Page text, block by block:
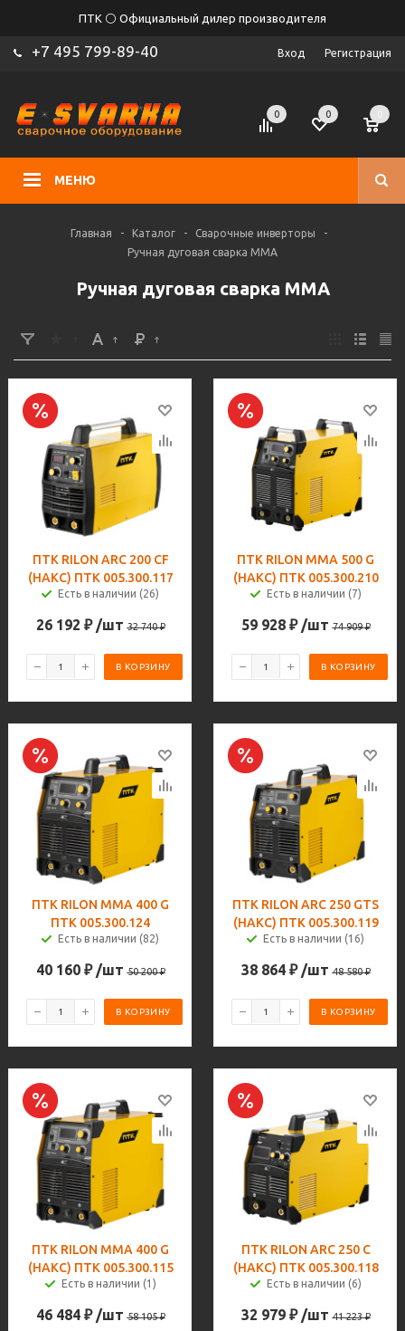
ПТК ⚪ Официальный дилер производителя
+7 495 799-89-40 Вход Регистрация
МЕНЮ
0 0
Главная - Каталог - Сварочные инверторы
-
Ручная дуговая сварка MMA
Ручная дуговая сварка MMA
ПТК RILON ARC 200 CF
(НАКС) ПТК 005.300.117
Есть в наличии (26)
26 192 ₽ /шт 32 740₽
В КОРЗИНУ
ПТК RILON MMA 500 G
(НАКС) ПТК 005.300.210
Есть в наличии (7)
59 928₽ /шт 74 909₽
В КОРЗИНУ
ПТК RILON MMA 400 G
ПТК 005.300.124
Есть в наличии (82)
40 160₽ /шт 50 200₽
В КОРЗИНУ
ПТК RILON ARC 250 GTS
(НАКС) ПТК 005.300.119
Есть в наличии (16)
38 864₽ /шт 48 580₽
В КОРЗИНУ
ПТК RILON MMA 400 G
(НАКС) ПТК 005.300.115
Есть в наличии (1)
46 484₽ /шт 58 105₽
ПТК RILON ARC 250 C
(НАКС) ПТК 005.300.118
Есть в наличии (6)
32 979₽ /шт 41 223₽